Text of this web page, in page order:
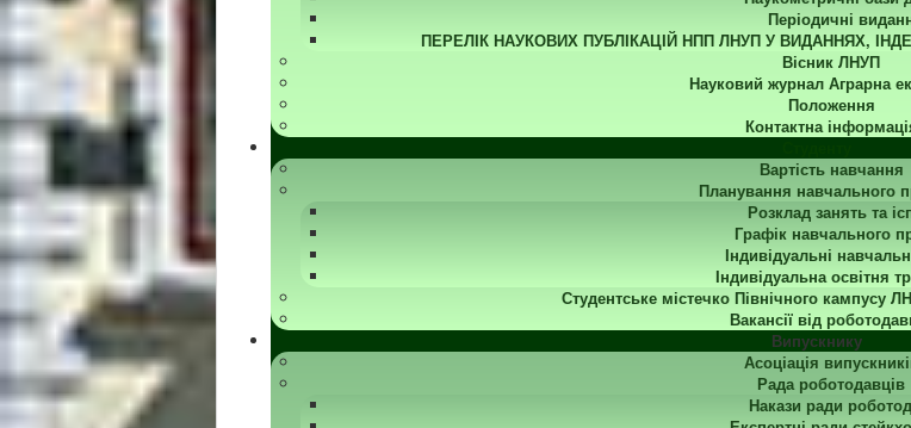
Періодичні
ПЕРЕЛІК НАУКОВИХ ПУБЛІКАЦІЙ НПП ЛНУП У ВИДАННЯХ,
Вісник ЛНУП
Науковий журнал Аграрна
Положення
Контактна
Вартість навчання
Планування навчального
Розклад занять та
Графік навчального
Індивідуальні
Індивідуальна освітня
Студентське містечко Північного кампусу
Вакансії від
Випускнику
Асоціація
Рада роботодавців
Накази ради